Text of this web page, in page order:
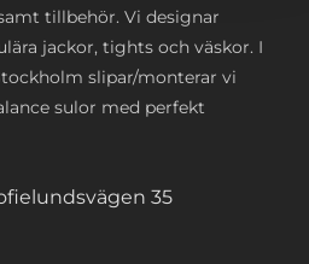
tillbehör. Vi designar
jackor, tights och väskor. I
slipar/monterar vi
sulor med perfekt
35